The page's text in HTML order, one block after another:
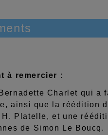
à remercier :
Charlet qui a
ainsi que la réédition
H. Platelle, et une
de Simon Le Boucq.